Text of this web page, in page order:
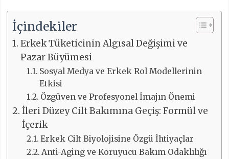
İçindekiler
Erkek Tüketicinin Algısal Değişimi ve
Pazar Büyümesi
Sosyal Medya ve Erkek Rol Modellerinin
Etkisi
Özgüven ve Profesyonel İmajın Önemi
İleri Düzey Cilt Bakımına Geçiş: Formül ve
İçerik
Erkek Cilt Biyolojisine Özgü İhtiyaçlar
Anti-Aging ve Koruyucu Bakım Odaklılığı